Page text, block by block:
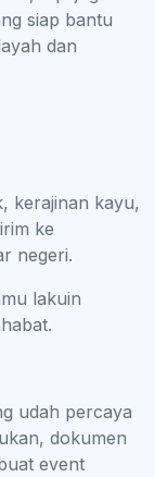
siap bantu
dan
kerajinan kayu,
ke
negeri.
lakuin
udah percaya
dokumen
event